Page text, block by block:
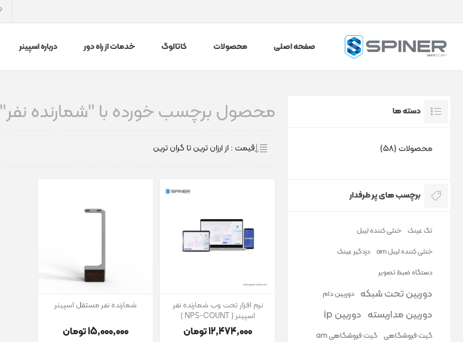
صفحه اصلی محصولات کاتالوگ خدمات از راه دور درباره اسپینر
محصول برچسب خورده با "شمارنده نفر"
نرم افزار تحت وب شمارنده نفر
اسپینر ( NPS-COUNT )
12٬474٬000 تومان
شمارنده نفر مستقل اسپینر
15٬000٬000 تومان
دسته ها
محصولات (58)
برچسب های پر طرفدار
تگ عینک خنثی کننده لیبل
خنثی کننده لیبل am
دزدگیر عینک
دستگاه ضبط تصویر
دوربین تحت شبکه دوربین دام
دوربین مداربسته دوربین ip
گیت فروشگاهی گیت فروشگاهی am